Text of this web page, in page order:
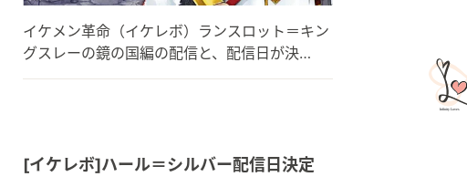
イケメン革命（イケレボ）ランスロット＝キン
グスレーの鏡の国編の配信と、配信日が決…
[イケレボ]ハール＝シルバー配信日決定